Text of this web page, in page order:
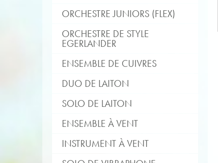
ORCHESTRE JUNIORS (FLEX)
ORCHESTRE DE STYLE
EGERLANDER
ENSEMBLE DE CUIVRES
DUO DE LAITON
SOLO DE LAITON
ENSEMBLE À VENT
INSTRUMENT À VENT